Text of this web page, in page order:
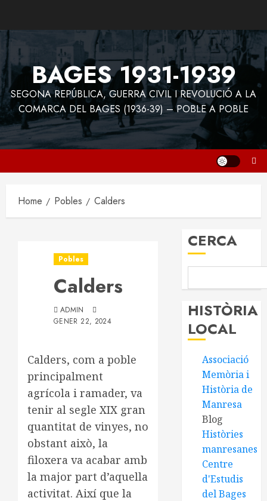
content
BAGES 1931-1939
SEGONA REPÚBLICA, GUERRA CIVIL I REVOLUCIÓ A LA
COMARCA DEL BAGES (1936-39) – POBLE A POBLE
Home Pobles Calders
Pobles
Calders
ADMIN
GENER 22, 2024
Calders, com a poble
principalment
agrícola i ramader, va
tenir al segle XIX gran
quantitat de vinyes, no
obstant això, la
filoxera va acabar amb
la major part d’aquella
activitat. Així que la
CERCA
HISTÒRIA
LOCAL
Associació
Memòria i
Història de
Manresa
Blog
Històries
manresanes
Centre
d'Estudis
del Bages